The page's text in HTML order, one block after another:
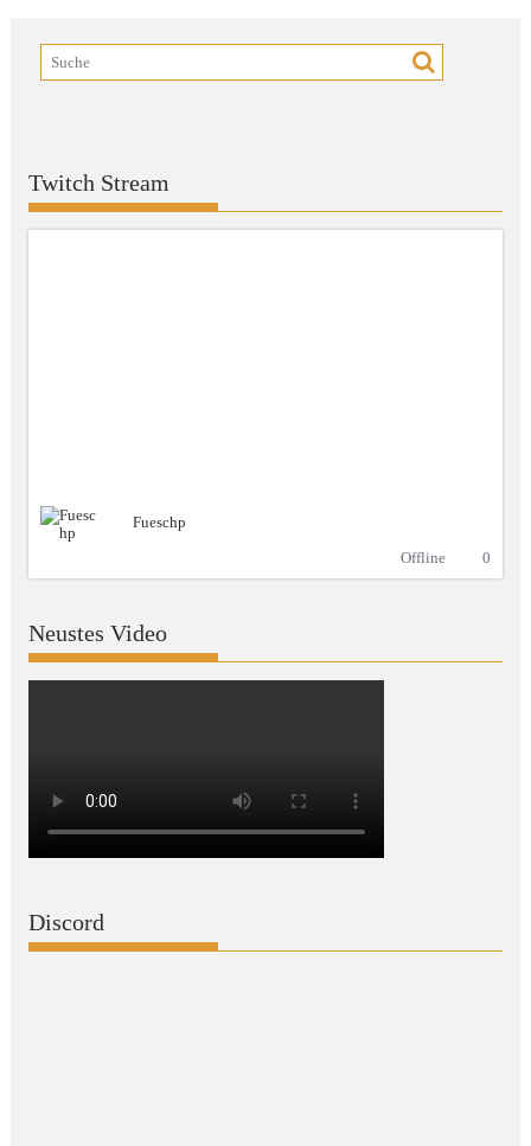
Twitch Stream
Fueschp
Offline
0
Neustes Video
Discord